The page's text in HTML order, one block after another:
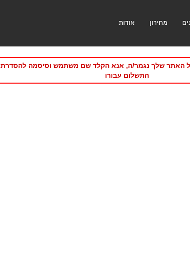
מחירון אודות
של האתר שלך נגמר/ה, אנא הקלד שם משתמש וסיסמה להסדרת
התשלום עבורו